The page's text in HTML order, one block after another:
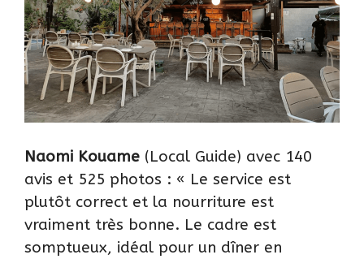
Naomi Kouame (Local Guide) avec 140
avis et 525 photos : « Le service est
plutôt correct et la nourriture est
vraiment très bonne. Le cadre est
somptueux, idéal pour un dîner en